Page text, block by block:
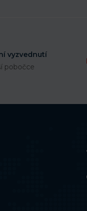
vyzvednutí
pobočce